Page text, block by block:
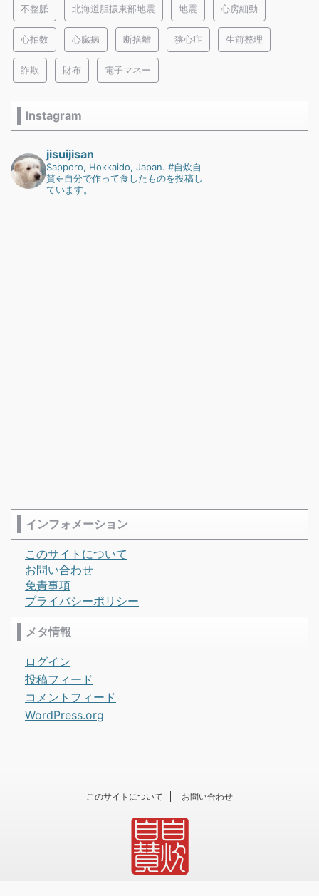
不整脈 北海道胆振東部地震 地震 心房細動
心拍数 心臓病 断捨離 狭心症 生前整理
詐欺 財布 電子マネー
Instagram
jisuijisan
Sapporo, Hokkaido, Japan. #自炊自
賛←自分で作って食したものを投稿し
ています。
インフォメーション
このサイトについて
お問い合わせ
免責事項
プライバシーポリシー
メタ情報
ログイン
投稿フィード
コメントフィード
WordPress.org
このサイトについて お問い合わせ